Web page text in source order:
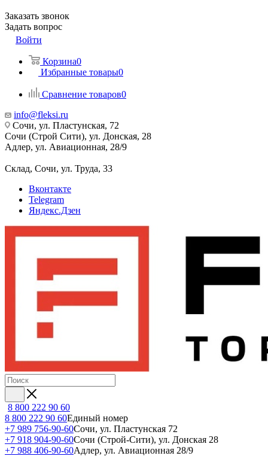
Заказать звонок
Задать вопрос
Войти
Корзина0
Избранные товары0
Сравнение товаров0
info@fleksi.ru
Сочи, ул. Пластунская, 72
Сочи (Строй Сити), ул. Донская, 28
Адлер, ул. Авиационная, 28/9
Склад, Сочи, ул. Труда, 33
Вконтакте
Telegram
Яндекс.Дзен
8 800 222 90 60
8 800 222 90 60Единый номер
+7 989 756-90-60Сочи, ул. Пластунская 72
+7 918 904-90-60Сочи (Строй-Сити), ул. Донская 28
+7 988 406-90-60Адлер, ул. Авиационная 28/9